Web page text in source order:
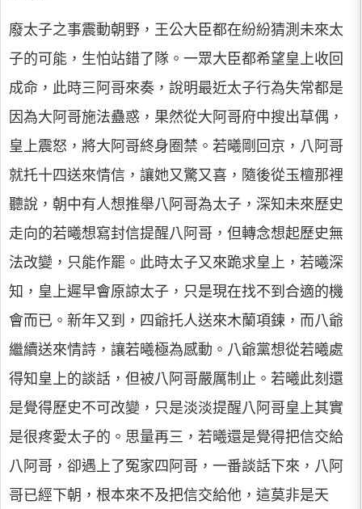
廢太子之事震動朝野，王公大臣都在紛紛猜測未來太
子的可能，生怕站錯了隊。一眾大臣都希望皇上收回
成命，此時三阿哥來奏，說明最近太子行為失常都是
因為大阿哥施法蠱惑，果然從大阿哥府中搜出草偶，
皇上震怒，將大阿哥終身圈禁。若曦剛回京，八阿哥
就托十四送來情信，讓她又驚又喜，隨後從玉檀那裡
聽說，朝中有人想推舉八阿哥為太子，深知未來歷史
走向的若曦想寫封信提醒八阿哥，但轉念想起歷史無
法改變，只能作罷。此時太子又來跪求皇上，若曦深
知，皇上遲早會原諒太子，只是現在找不到合適的機
會而已。新年又到，四爺托人送來木蘭項鍊，而八爺
繼續送來情詩，讓若曦極為感動。八爺黨想從若曦處
得知皇上的談話，但被八阿哥嚴厲制止。若曦此刻還
是覺得歷史不可改變，只是淡淡提醒八阿哥皇上其實
是很疼愛太子的。思量再三，若曦還是覺得把信交給
八阿哥，卻遇上了冤家四阿哥，一番談話下來，八阿
哥已經下朝，根本來不及把信交給他，這莫非是天